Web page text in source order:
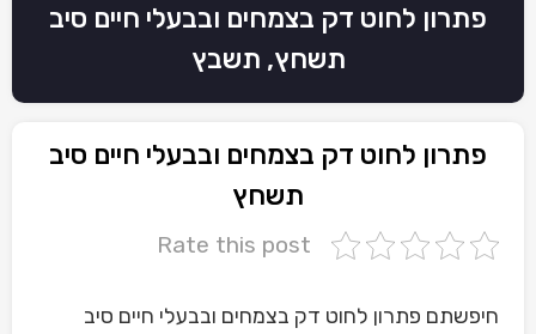
פתרון לחוט דק בצמחים ובבעלי חיים סיב
תשחץ, תשבץ
פתרון לחוט דק בצמחים ובבעלי חיים סיב
תשחץ
Rate this post
חיפשתם פתרון לחוט דק בצמחים ובבעלי חיים סיב